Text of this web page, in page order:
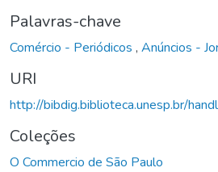
Palavras-chave
Comércio - Periódicos , Anúncios -
URI
http://bibdig.biblioteca.unesp.br/
Coleções
O Commercio de São Paulo